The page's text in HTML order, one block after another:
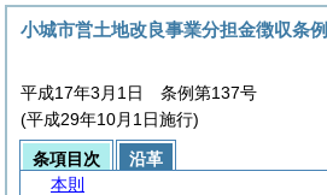
小城市営土地改良事業分担金徴収条例
平成17年3月1日 条例第137号
(平成29年10月1日施行)
条項目次
沿革
本則